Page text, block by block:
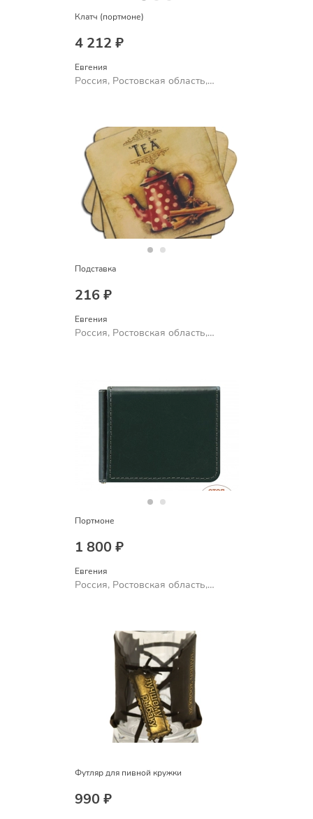
Клатч (портмоне)
4 212 ₽
Евгения
Россия, Ростовская область,
Подставка
216 ₽
Евгения
Россия, Ростовская область,
Портмоне
1 800 ₽
Евгения
Россия, Ростовская область,
Футляр для пивной кружки
990 ₽